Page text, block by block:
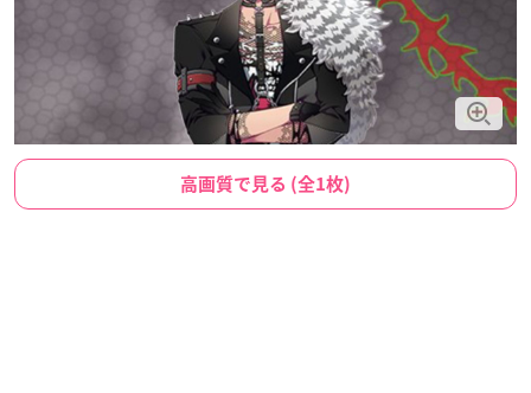
高画質で見る (全1枚)